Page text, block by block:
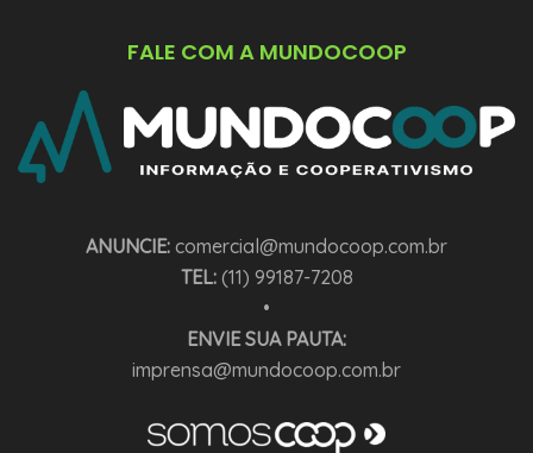
FALE COM A MUNDOCOOP
ANUNCIE: comercial@mundocoop.com.br
TEL:(11) 99187-7208
•
ENVIE SUA PAUTA:
imprensa@mundocoop.com.br